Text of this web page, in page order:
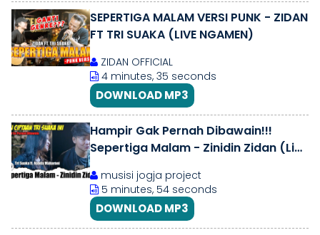
SEPERTIGA MALAM VERSI PUNK - ZIDAN
FT TRI SUAKA (LIVE NGAMEN)
ZIDAN OFFICIAL
4 minutes, 35 seconds
DOWNLOAD MP3
Hampir Gak Pernah Dibawain!!!
Sepertiga Malam - Zinidin Zidan (Live
musisi jogja project
5 minutes, 54 seconds
DOWNLOAD MP3